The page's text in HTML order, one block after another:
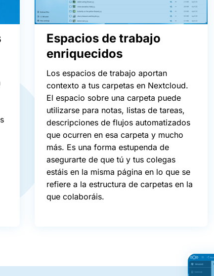
Espacios de trabajo
enriquecidos
Los espacios de trabajo aportan
contexto a tus carpetas en Nextcloud.
El espacio sobre una carpeta puede
utilizarse para notas, listas de tareas,
descripciones de flujos automatizados
que ocurren en esa carpeta y mucho
más. Es una forma estupenda de
asegurarte de que tú y tus colegas
estáis en la misma página en lo que se
refiere a la estructura de carpetas en la
que colaboráis.